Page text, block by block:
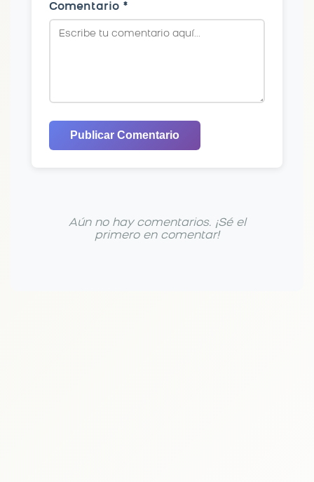
Comentario *
Publicar Comentario
Aún no hay comentarios. ¡Sé el
primero en comentar!